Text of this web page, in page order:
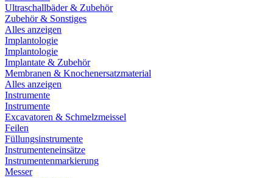
Ultraschallbäder & Zubehör
Zubehör & Sonstiges
Alles anzeigen
Implantologie
Implantologie
Implantate & Zubehör
Membranen & Knochenersatzmaterial
Alles anzeigen
Instrumente
Instrumente
Excavatoren & Schmelzmeissel
Feilen
Füllungsinstrumente
Instrumenteneinsätze
Instrumentenmarkierung
Messer